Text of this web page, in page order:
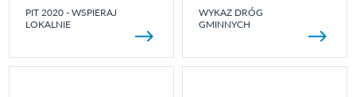
PIT 2020 - WSPIERAJ
LOKALNIE
WYKAZ DRÓG
GMINNYCH